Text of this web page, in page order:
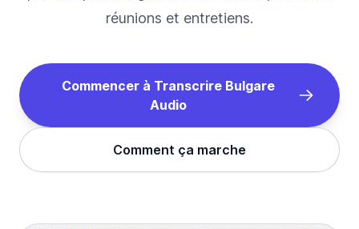
réunions et entretiens.
Commencer à Transcrire Bulgare
Audio
Comment ça marche